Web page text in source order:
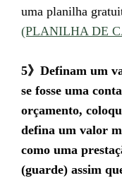
uma planilha
(PLANILHA DE
5》Definam um
se fosse uma
orçamento,
defina um valor
como uma
(guarde) assim